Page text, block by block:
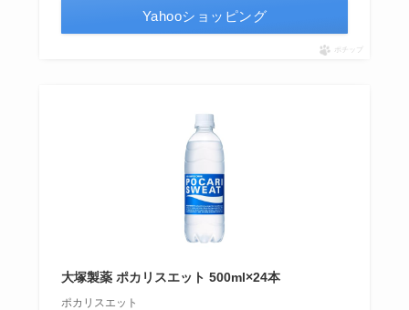
Yahooショッピング
ポチップ
大塚製薬 ポカリスエット 500ml×24本
ポカリスエット